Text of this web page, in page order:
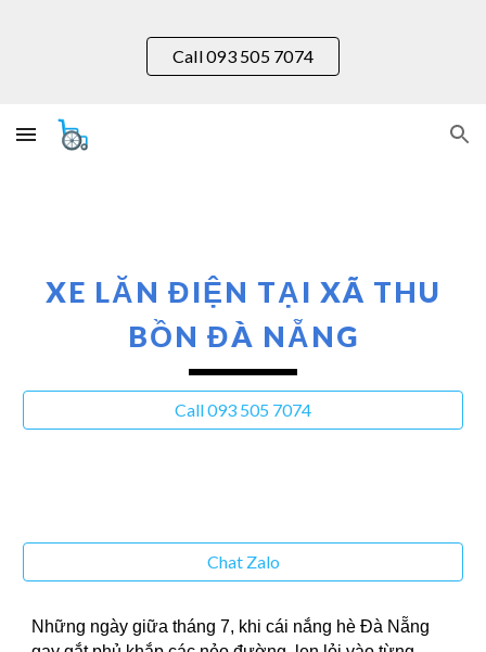
Skip to main content Skip to navigation
Call 093 505 7074
XE LĂN ĐIỆN TẠI XÃ THU
BỒN ĐÀ NẴNG
Call 093 505 7074
Chat Zalo
Những ngày giữa tháng 7, khi cái nắng hè Đà Nẵng